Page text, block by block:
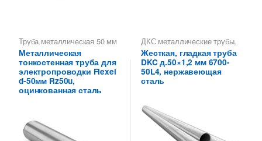
Труба металлическая 50 мм
для электропроводки
тонкостенная для
электропроводки
Металлическая
тонкостенная труба для
электропроводки Flexel
d-50мм Rz50u,
оцинкованная сталь
ДКС металлические трубы,
Труба металлическая 50 мм
для электропроводки
Жесткая, гладкая труба
DKC д.50×1,2 мм 6700-
50L4, нержавеющая
сталь